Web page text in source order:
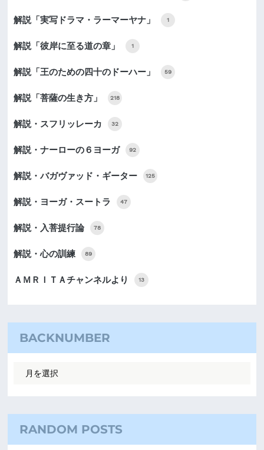
解説「実写ドラマ・ラーマーヤナ」 1
解説「彼岸に至る道の章」 1
解説「王のための四十のドーハー」 59
解説「菩薩の生き方」 218
解説・スフリッレーカ 32
解説・ナーローの６ヨーガ 92
解説・バガヴァッド・ギーター 125
解説・ヨーガ・スートラ 47
解説・入菩提行論 78
解説・心の訓練 89
ＡＭＲＩＴＡチャンネルより 13
BACKNUMBER
RANDOM POSTS